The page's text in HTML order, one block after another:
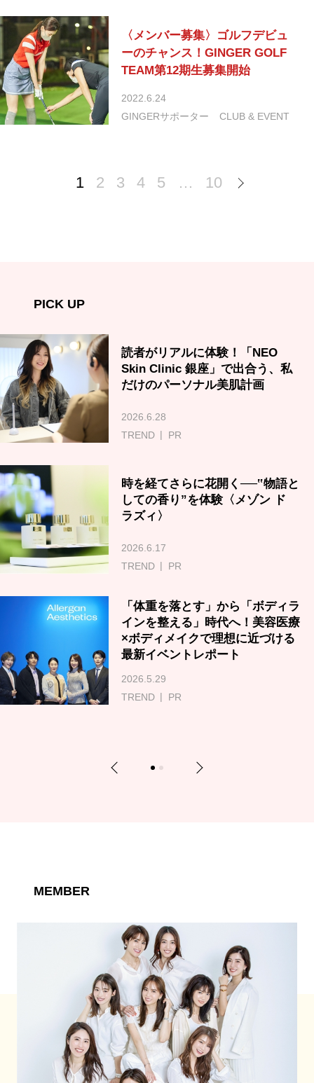
〈メンバー募集〉ゴルフデビュ
ーのチャンス！GINGER GOLF
TEAM第12期生募集開始
2022.6.24
GINGERサポーター
CLUB & EVENT
1 2 3 4 5 … 10
PICK UP
読者がリアルに体験！「NEO
Skin Clinic 銀座」で出合う、私
だけのパーソナル美肌計画
2026.6.28
TREND
PR
時を経てさらに花開く──‟物語と
しての香り”を体験〈メゾン ド
ラズィ〉
2026.6.17
TREND
PR
「体重を落とす」から「ボディラ
インを整える」時代へ！美容医療
×ボディメイクで理想に近づける
最新イベントレポート
2026.5.29
TREND
PR
Previous 1 2 Next
MEMBER